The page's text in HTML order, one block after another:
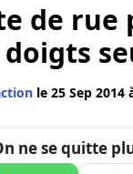
de rue
doigts
le 25 Sep 2014
ne se quitte